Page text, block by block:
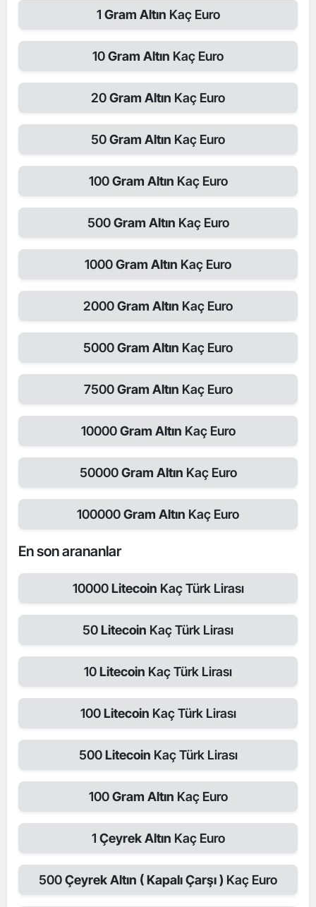
1 Gram Altın Kaç Euro
10Gram Altın Kaç Euro
20Gram Altın Kaç Euro
50Gram Altın Kaç Euro
100Gram Altın Kaç Euro
500Gram Altın Kaç Euro
1000Gram Altın Kaç Euro
2000Gram Altın Kaç Euro
5000Gram Altın Kaç Euro
7500Gram Altın Kaç Euro
10000Gram Altın Kaç Euro
50000Gram Altın Kaç Euro
100000Gram Altın Kaç Euro
En son arananlar
10000Litecoin Kaç Türk Lirası
50Litecoin Kaç Türk Lirası
10Litecoin Kaç Türk Lirası
100Litecoin Kaç Türk Lirası
500Litecoin Kaç Türk Lirası
100Gram Altın Kaç Euro
1 Çeyrek Altın Kaç Euro
500Çeyrek Altın ( Kapalı Çarşı ) Kaç Euro